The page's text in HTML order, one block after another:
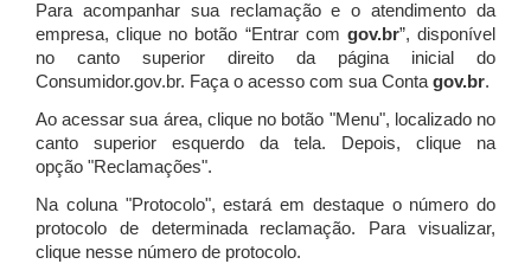
Para acompanhar sua reclamação e o atendimento da
empresa, clique no botão “Entrar com gov.br”, disponível
no canto superior direito da página inicial do
Consumidor.gov.br. Faça o acesso com sua Contagov.br.
Ao acessar sua área, clique no botão "Menu", localizado no
canto superior esquerdo da tela. Depois, clique na
opção "Reclamações".
Na coluna "Protocolo", estará em destaque o número do
protocolo de determinada reclamação. Para visualizar,
clique nesse número de protocolo.